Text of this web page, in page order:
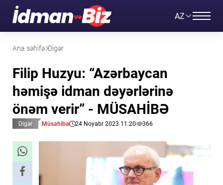
AZ
Ana səhifə Digər
Filip Huzyu: “Azərbaycan
həmişə idman dəyərlərinə
önəm verir” - MÜSAHİBƏ
Digər Müsahibə 24 Noyabr 2023 11:20 366